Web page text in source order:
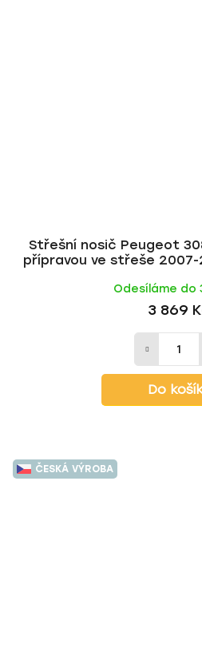
Střešní nosič Peugeot
přípravou ve střeše 2007-
Odesíláme do
3 869
Do
ČESKÁ VÝROBA